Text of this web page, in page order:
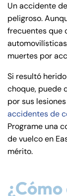
rs
on
al
Inj
ur
C
Un accidente
peligroso.
frecuentes que
muertes por
Si resultó
choque, puede
por sus
accidentes de
Programe una
de vuelco en
mérito.